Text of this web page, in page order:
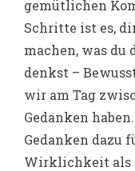
gemütlichen
Schritte ist es,
machen, was du
denkst –
wir am Tag
Gedanken
Gedanken dazu
Wirklichkeit als